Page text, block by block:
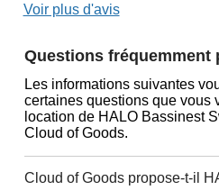
Voir plus d'avis
Questions fréquemment
Les informations suivantes
certaines questions que vous
location de HALO Bassinest
Cloud of Goods.
Cloud of Goods propose-t-il